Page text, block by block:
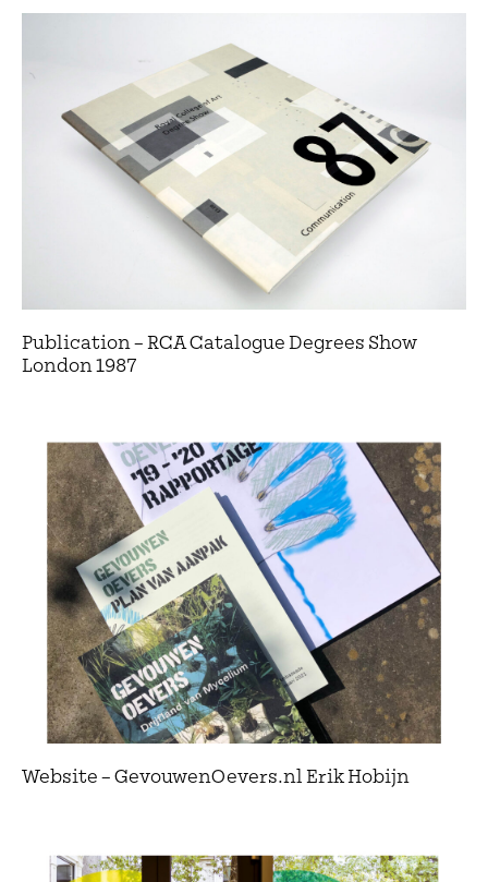
Publication – RCA Catalogue Degrees Show
London 1987
Website – GevouwenOevers.nl Erik Hobijn